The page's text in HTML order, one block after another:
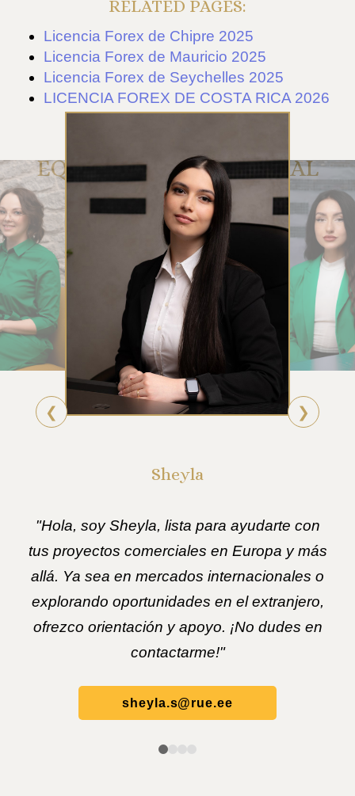
RELATED PAGES:
Licencia Forex de Chipre 2025
Licencia Forex de Mauricio 2025
Licencia Forex de Seychelles 2025
LICENCIA FOREX DE COSTA RICA 2026
EQUIPO DE ATENCIÓN AL
CLIENTE DE RUE
❮ ❯
Sheyla
"Hola, soy Sheyla, lista para ayudarte con
tus proyectos comerciales en Europa y más
allá. Ya sea en mercados internacionales o
explorando oportunidades en el extranjero,
ofrezco orientación y apoyo. ¡No dudes en
contactarme!"
sheyla.s@rue.ee